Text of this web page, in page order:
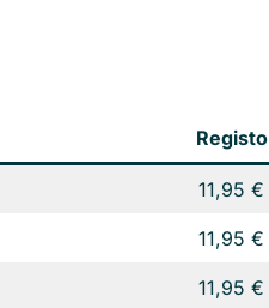
Registo
11,95 €
11,95 €
11,95 €